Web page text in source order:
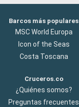
Barcos más populares
MSC World Europa
Icon of the Seas
Costa Toscana
Cruceros.co
¿Quiénes somos?
Preguntas frecuentes